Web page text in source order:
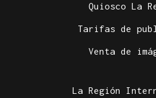
Quiosco La
Tarifas de
Venta de
La Región